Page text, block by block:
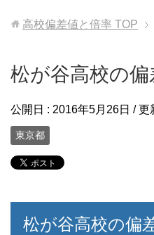
高校偏差値と倍率 TOP
松が谷高校の
公開日 : 2016年5月26日 / 更
東京都
松が谷高校の偏